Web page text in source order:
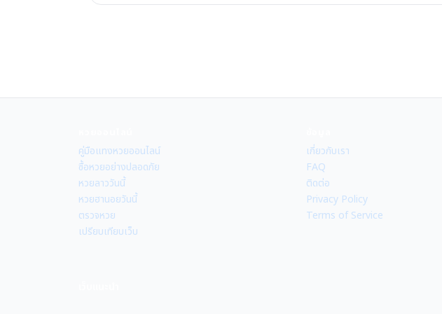
คู่มือแทงหวยออนไลน์
ซื้อหวยอย่างปลอดภัย
หวยลาววันนี้
หวยฮานอยวันนี้
ตรวจหวย
เปรียบเทียบเว็บ
เกี่ยวกับเรา
FAQ
ติดต่อ
Privacy Policy
Terms of Service